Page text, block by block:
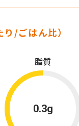
り/ごはん比）
0.3g
脂質